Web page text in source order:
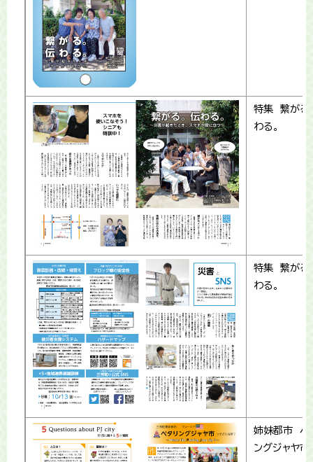
特集 繋がる
わる。
特集 繋がる
わる。
姉妹都市 ペ
ングジャヤ市